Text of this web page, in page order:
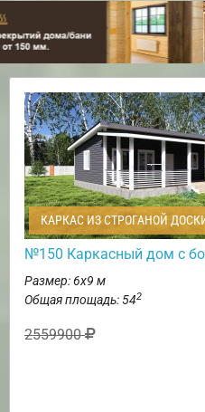
КАРКАС ИЗ СТРОГАНОЙ
№150 Каркасный дом с
Размер: 6х9 м
Общая площадь: 542
2559900